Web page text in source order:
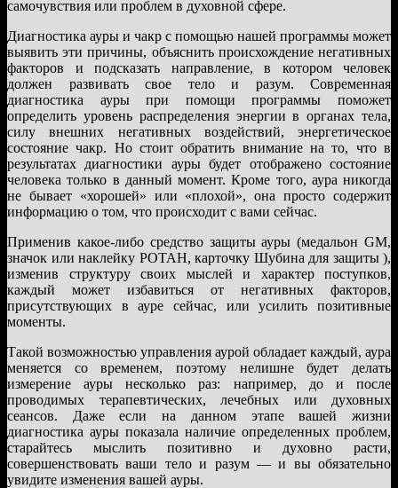
самочувствия или проблем в духовной сфере.
Диагностика ауры и чакр с помощью нашей программы может
выявить эти причины, объяснить происхождение негативных
факторов и подсказать направление, в котором человек
должен развивать свое тело и разум. Современная
диагностика ауры при помощи программы поможет
определить уровень распределения энергии в органах тела,
силу внешних негативных воздействий, энергетическое
состояние чакр. Но стоит обратить внимание на то, что в
результатах диагностики ауры будет отображено состояние
человека только в данный момент. Кроме того, аура никогда
не бывает «хорошей» или «плохой», она просто содержит
информацию о том, что происходит с вами сейчас.
Применив какое-либо средство защиты ауры (медальон GM,
значок или наклейку РОТАН, карточку Шубина для защиты ),
изменив структуру своих мыслей и характер поступков,
каждый может избавиться от негативных факторов,
присутствующих в ауре сейчас, или усилить позитивные
моменты.
Такой возможностью управления аурой обладает каждый, аура
меняется со временем, поэтому нелишне будет делать
измерение ауры несколько раз: например, до и после
проводимых терапевтических, лечебных или духовных
сеансов. Даже если на данном этапе вашей жизни
диагностика ауры показала наличие определенных проблем,
старайтесь мыслить позитивно и духовно расти,
совершенствовать ваши тело и разум — и вы обязательно
увидите изменения вашей ауры.